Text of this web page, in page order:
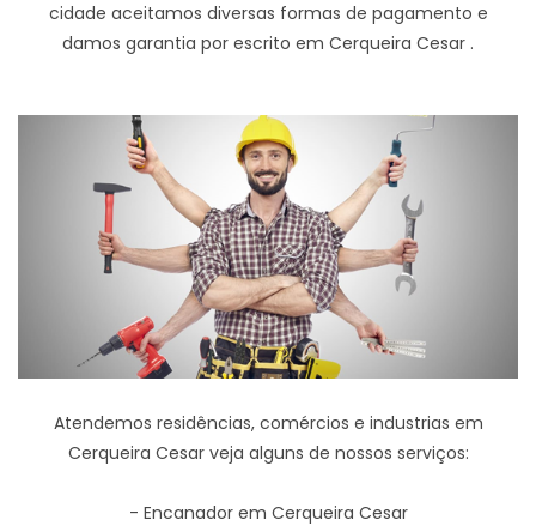
cidade aceitamos diversas formas de pagamento e
damos garantia por escrito em Cerqueira Cesar .
Atendemos residências, comércios e industrias em
Cerqueira Cesar veja alguns de nossos serviços:
- Encanador em Cerqueira Cesar